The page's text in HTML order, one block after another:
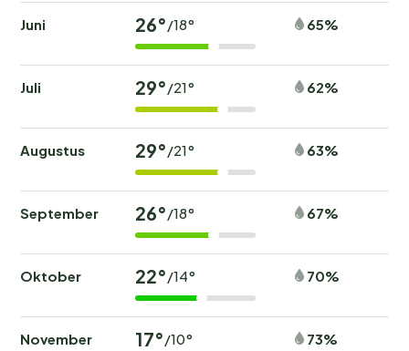
Juni 26°/18° 65%
Juli 29°/21° 62%
Augustus 29°/21° 63%
September 26°/18° 67%
Oktober 22°/14° 70%
November 17°/10° 73%